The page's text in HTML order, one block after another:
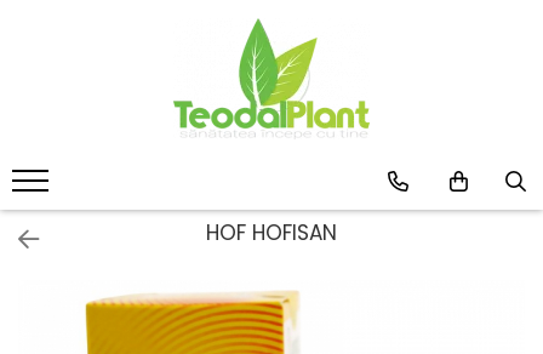
SUPLIMENTE ARTICULATII
SUPLIMENTE TONICE
CREME ANTIINFLAMATOARE-
CIRCULAȚIE
SUPLIMENTE DIABET
HOF HOFISAN